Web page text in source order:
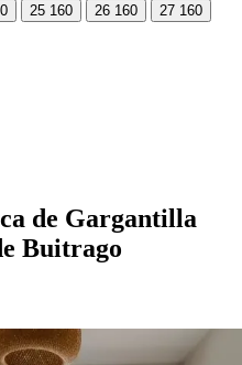
25 160 26 160 27 160
de Gargantilla
Buitrago